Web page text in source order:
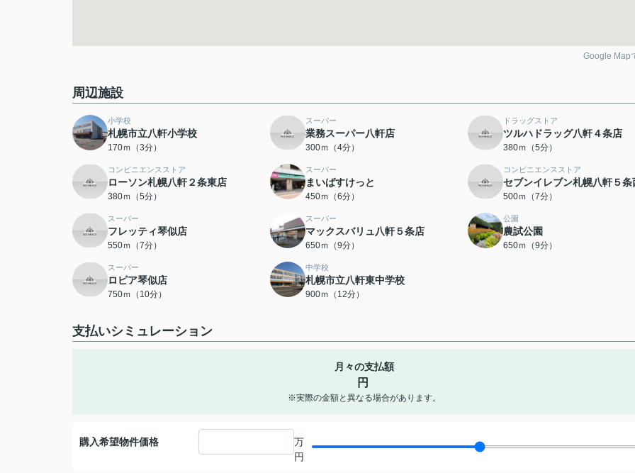
Google Map
周辺施設
小学校
札幌市立八軒小学校
170ｍ（3分）
スーパー
業務スーパー八軒店
300ｍ（4分）
ドラッグストア
ツルハドラッグ八軒４条店
380ｍ（5分）
コンビニエンスストア
ローソン札幌八軒２条東店
380ｍ（5分）
スーパー
まいばすけっと
450ｍ（6分）
コンビニエンスストア
セブンイレブン札幌八軒５条
500ｍ（7分）
スーパー
フレッティ琴似店
550ｍ（7分）
スーパー
マックスバリュ八軒５条店
650ｍ（9分）
公園
農試公園
650ｍ（9分）
スーパー
ロピア琴似店
750ｍ（10分）
中学校
札幌市立八軒東中学校
900ｍ（12分）
支払いシミュレーション
月々の支払額
円
※実際の金額と異なる場合があります。
購入希望物件価格
万
円